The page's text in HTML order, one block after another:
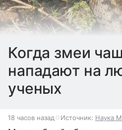
Когда змеи
нападают на
ученых
18 часов назад Источник: Наука